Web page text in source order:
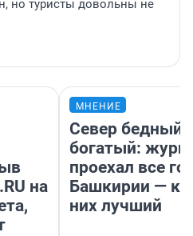
но туристы довольны не
на
МНЕНИЕ
Север бедный,
богатый:
проехал все
Башкирии —
них лучший